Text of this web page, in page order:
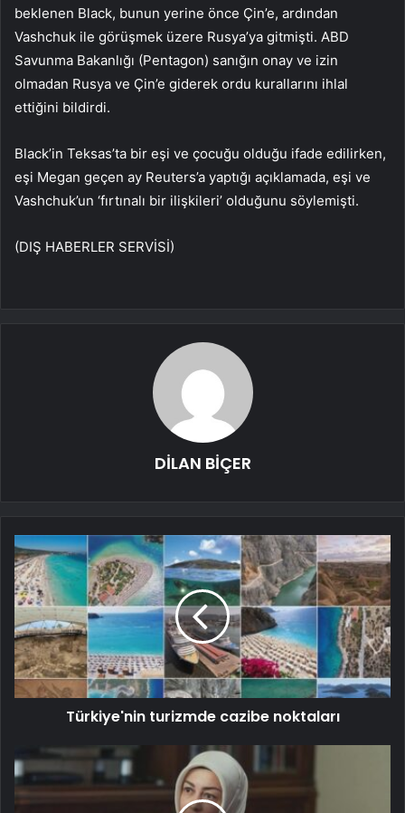
beklenen Black, bunun yerine önce Çin’e, ardından
Vashchuk ile görüşmek üzere Rusya’ya gitmişti. ABD
Savunma Bakanlığı (Pentagon) sanığın onay ve izin
olmadan Rusya ve Çin’e giderek ordu kurallarını ihlal
ettiğini bildirdi.
Black’in Teksas’ta bir eşi ve çocuğu olduğu ifade edilirken,
eşi Megan geçen ay Reuters’a yaptığı açıklamada, eşi ve
Vashchuk’un ‘fırtınalı bir ilişkileri’ olduğunu söylemişti.
(DIŞ HABERLER SERVİSİ)
DİLAN BİÇER
Türkiye'nin turizmde cazibe noktaları